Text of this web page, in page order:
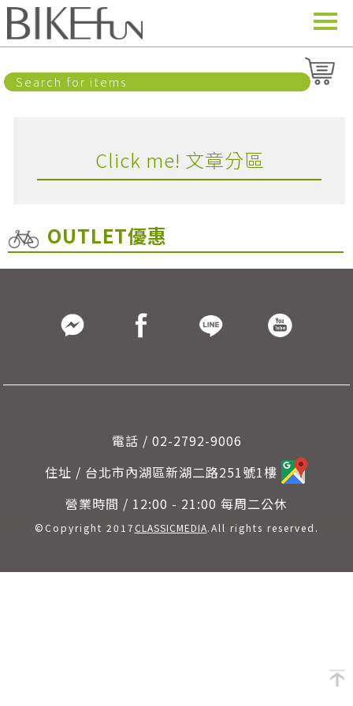
Click me! 文章分區
OUTLET優惠
電話 / 02-2792-9006
住址 / 台北市內湖區新湖二路251號1樓
營業時間 / 12:00 - 21:00 每周二公休
©Copyright 2017 CLASSICMEDIA.All rights reserved.